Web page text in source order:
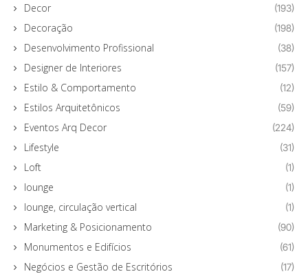
Decor (193)
Decoração (198)
Desenvolvimento Profissional (38)
Designer de Interiores (157)
Estilo & Comportamento (12)
Estilos Arquitetônicos (59)
Eventos Arq Decor (224)
Lifestyle (31)
Loft (1)
lounge (1)
lounge, circulação vertical (1)
Marketing & Posicionamento (90)
Monumentos e Edifícios (61)
Negócios e Gestão de Escritórios (17)